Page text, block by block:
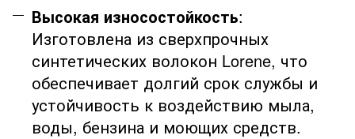
Высокая износостойкость:
Изготовлена из сверхпрочных
синтетических волокон Lorene, что
обеспечивает долгий срок службы и
устойчивость к воздействию мыла,
воды, бензина и моющих средств.